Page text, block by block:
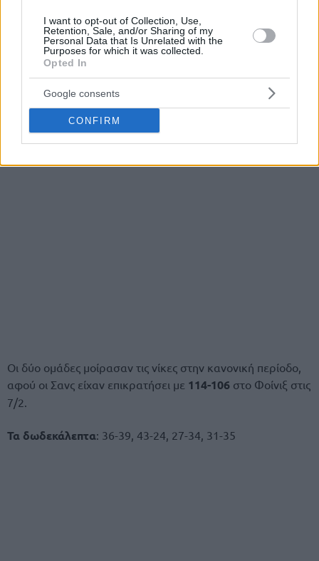
I want to opt-out of Collection, Use,
Retention, Sale, and/or Sharing of my
Personal Data that Is Unrelated with the
Purposes for which it was collected.
Opted In
Google consents
CONFIRM
Οι δύο ομάδες μοίρασαν τις νίκες στην κανονική περίοδο,
αφού οι Σανς είχαν επικρατήσει με 114-106 στο Φοίνιξ στις
7/2.
Τα δωδεκάλεπτα: 36-39, 43-24, 27-34, 31-35